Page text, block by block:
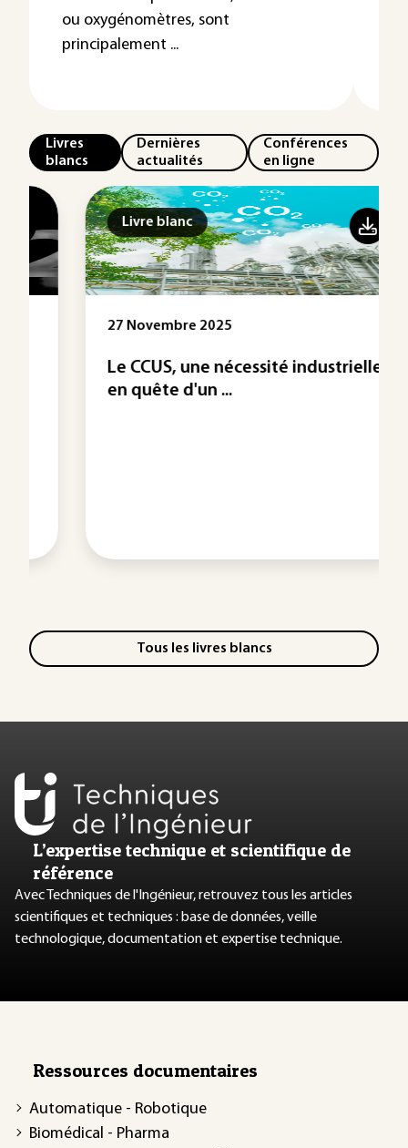
ou oxygénomètres, sont
principalement ...
Livres
blancs
Dernières
actualités
Conférences
en ligne
Livre blanc
27 Novembre 2025
Le CCUS, une nécessité industrielle
en quête d'un ...
Tous les livres blancs
L’expertise technique et scientifique de
référence
Avec Techniques de l'Ingénieur, retrouvez tous les articles
scientifiques et techniques : base de données, veille
technologique, documentation et expertise technique.
Ressources documentaires
Automatique - Robotique
Biomédical - Pharma